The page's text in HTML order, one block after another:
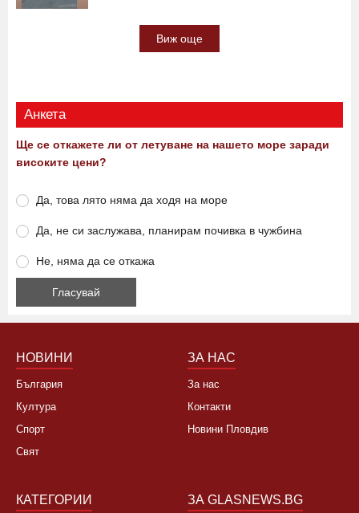
Виж още
Анкета
Ще се откажете ли от летуване на нашето море заради
високите цени?
Да, това лято няма да ходя на море
Да, не си заслужава, планирам почивка в чужбина
Не, няма да се откажа
НОВИНИ
България
Култура
Спорт
Свят
ЗА НАС
За нас
Контакти
Новини Пловдив
КАТЕГОРИИ ЗА GLASNEWS.BG